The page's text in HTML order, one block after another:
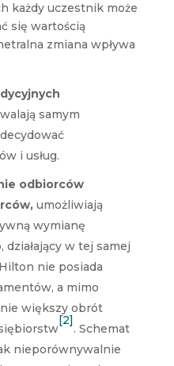
każdy uczestnik może
się wartością
zmiana wpływa
samym
i usług.
odbiorców
umożliwiają
wymianę
w tej samej
nie posiada
a mimo
większy obrót
[2]
. Schemat
nieporównywalnie